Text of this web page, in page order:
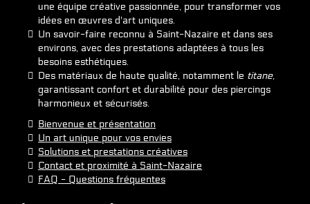
une équipe créative passionnée, pour transformer vos
idées en œuvres d'art uniques.
Un savoir-faire reconnu à Saint-Nazaire et dans ses
environs, avec des prestations adaptées à tous les
besoins esthétiques.
Des matériaux de haute qualité, notamment le titane,
garantissant confort et durabilité pour des piercings
harmonieux et sécurisés.
Bienvenue et présentation
Un art unique pour vos envies
Solutions et prestations créatives
Contact et proximité à Saint-Nazaire
FAQ - Questions fréquentes